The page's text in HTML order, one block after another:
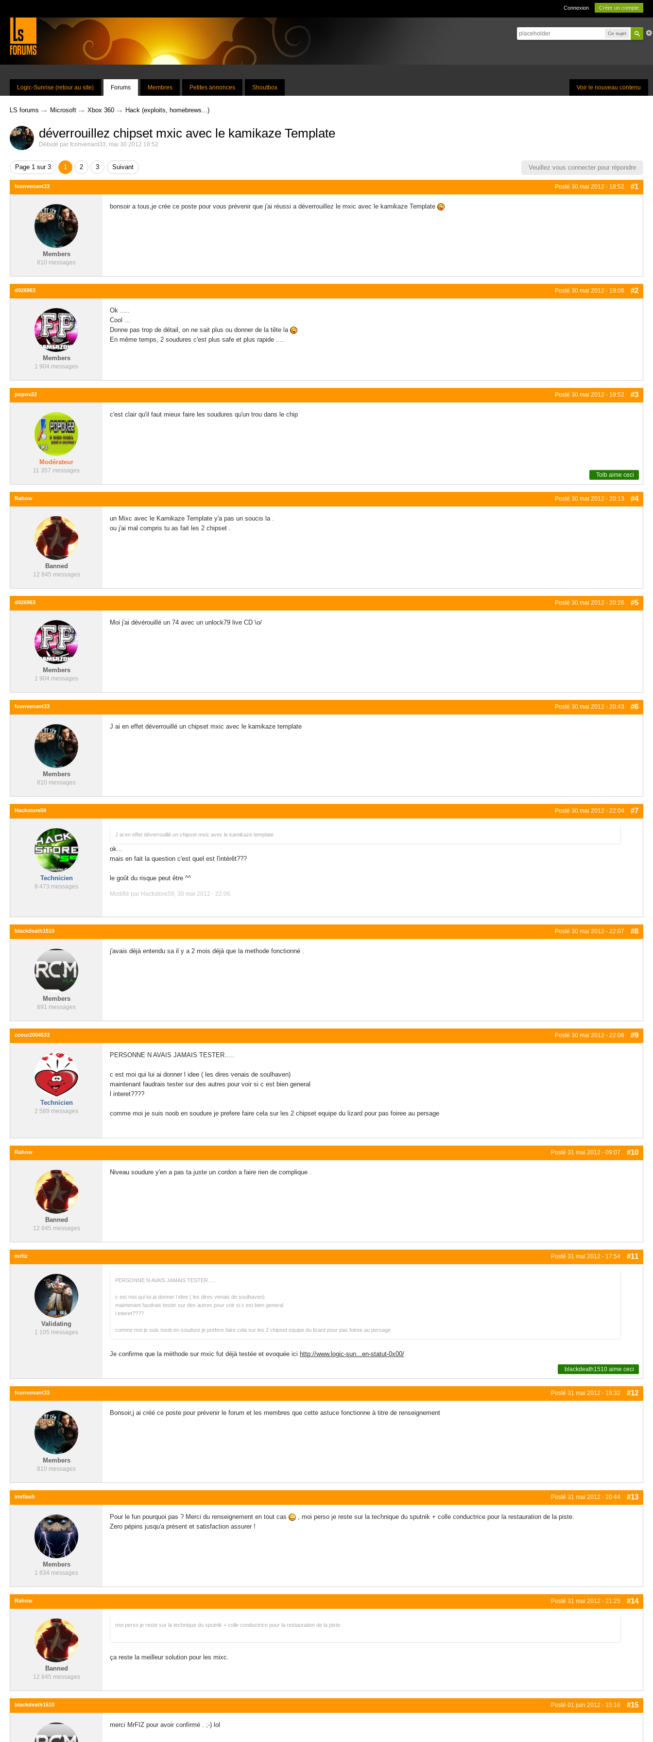
Connexion Créer un compte
Ce sujet
Voir le nouveau contenu
Logic-Sunrise (retour au site) Forums Membres Petites annonces Shoutbox
LS forums → Microsoft → Xbox 360 → Hack (exploits, homebrews...)
déverrouillez chipset mxic avec le kamikaze Template
Débuté par fconvenant33, mai 30 2012 18:52
Page 1 sur 3 1 2 3 Suivant Veuillez vous connecter pour répondre
Posté 30 mai 2012 - 18:52 #1
fconvenant33
Members
810 messages
bonsoir a tous,je crée ce poste pour vous prévenir que j'ai réussi a déverrouillez le mxic avec le kamikaze Template
Posté 30 mai 2012 - 19:06 #2
d926963
Members
1 904 messages
Ok .....
Cool ...
Donne pas trop de détail, on ne sait plus ou donner de la tête la
En même temps, 2 soudures c'est plus safe et plus rapide ....
Posté 30 mai 2012 - 19:52 #3
popov22
Modérateur
11 357 messages
c'est clair qu'il faut mieux faire les soudures qu'un trou dans le chip
Tolb aime ceci
Posté 30 mai 2012 - 20:13 #4
Rahow
Banned
12 845 messages
un Mixc avec le Kamikaze Template y'a pas un soucis la .
ou j'ai mal compris tu as fait les 2 chipset .
Posté 30 mai 2012 - 20:26 #5
d926963
Members
1 904 messages
Moi j'ai dévérouillé un 74 avec un unlock79 live CD \o/
Posté 30 mai 2012 - 20:43 #6
fconvenant33
Members
810 messages
J ai en effet déverrouillé un chipset mxic avec le kamikaze template
Posté 30 mai 2012 - 22:04 #7
Hackstore59
Technicien
9 473 messages
J ai en effet déverrouillé un chipset mxic avec le kamikaze template
ok...
mais en fait la question c'est quel est l'intérêt???
le goût du risque peut être ^^
Modifié par Hackstore59, 30 mai 2012 - 22:06.
Posté 30 mai 2012 - 22:07 #8
blackdeath1510
Members
891 messages
j'avais déjà entendu sa il y a 2 mois déjà que la methode fonctionné .
Posté 30 mai 2012 - 22:08 #9
coeur2004533
Technicien
2 589 messages
PERSONNE N AVAIS JAMAIS TESTER.....
c est moi qui lui ai donner l idee ( les dires venais de soulhaven)
maintenant faudrais tester sur des autres pour voir si c est bien general
l interet????
comme moi je suis noob en soudure je prefere faire cela sur les 2 chipset equipe du lizard pour pas foiree au persage
Posté 31 mai 2012 - 09:07 #10
Rahow
Banned
12 845 messages
Niveau soudure y'en a pas ta juste un cordon a faire rien de complique .
Posté 31 mai 2012 - 17:54 #11
mrfiz
Validating
1 105 messages
PERSONNE N AVAIS JAMAIS TESTER.....
c est moi qui lui ai donner l idee ( les dires venais de soulhaven)
maintenant faudrais tester sur des autres pour voir si c est bien general
l interet????
comme moi je suis noob en soudure je prefere faire cela sur les 2 chipset equipe du lizard pour pas foiree au persage
Je confirme que la méthode sur mxic fut déjà testée et evoquée ici http://www.logic-sun...en-statut-0x00/
blackdeath1510 aime ceci
Posté 31 mai 2012 - 19:32 #12
fconvenant33
Members
810 messages
Bonsoir,j ai créé ce poste pour prévenir le forum et les membres que cette astuce fonctionne à titre de renseignement
Posté 31 mai 2012 - 20:44 #13
irixflash
Members
1 834 messages
Pour le fun pourquoi pas ? Merci du renseignement en tout cas
, moi perso je reste sur la technique du sputnik + colle conductrice pour la restauration de la piste.
Zero pépins jusqu'a présent et satisfaction assurer !
Posté 31 mai 2012 - 21:25 #14
Rahow
Banned
12 845 messages
moi perso je reste sur la technique du sputnik + colle conductrice pour la restauration de la piste.
ça reste la meilleur solution pour les mixc.
Posté 01 juin 2012 - 15:16 #15
blackdeath1510
merci MrFIZ pour avoir confirmé . ;-) lol